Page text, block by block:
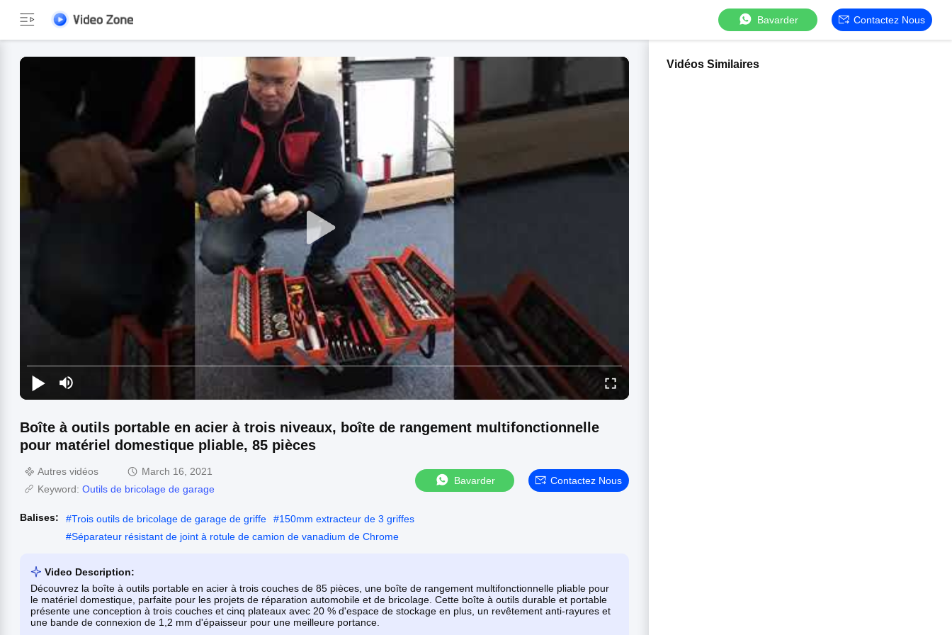
Bavarder Contactez Nous
Boîte à outils portable en acier à trois niveaux, boîte de rangement multifonctionnelle
pour matériel domestique pliable, 85 pièces
Autres vidéos
March 16, 2021
Keyword: Outils de bricolage de garage
Bavarder Contactez Nous
Balises: #Trois outils de bricolage de garage de griffe #150mm extracteur de 3 griffes
#Séparateur résistant de joint à rotule de camion de vanadium de Chrome
Video Description:
Découvrez la boîte à outils portable en acier à trois couches de 85 pièces, une boîte de rangement multifonctionnelle pliable pour
le matériel domestique, parfaite pour les projets de réparation automobile et de bricolage. Cette boîte à outils durable et portable
présente une conception à trois couches et cinq plateaux avec 20 % d'espace de stockage en plus, un revêtement anti-rayures et
une bande de connexion de 1,2 mm d'épaisseur pour une meilleure portance.
Vidéos Similaires